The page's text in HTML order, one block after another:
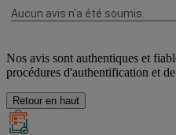
Nos avis sont authentiques et
procédures d'authentification et
Retour en haut